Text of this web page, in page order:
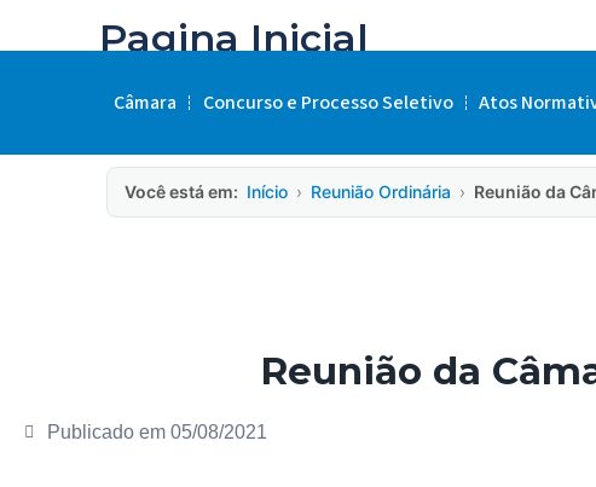
Pagina Inicial
Câmara Concurso e Processo Seletivo Atos
Você está em: Início › Reunião Ordinária › Reunião da
Reunião da
Publicado em 05/08/2021